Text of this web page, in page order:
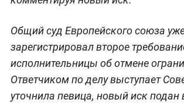
Общий суд Европейского союза
зарегистрировал второе
исполнительницы об отмене
Ответчиком по делу выступает
уточнила певица, новый иск подан